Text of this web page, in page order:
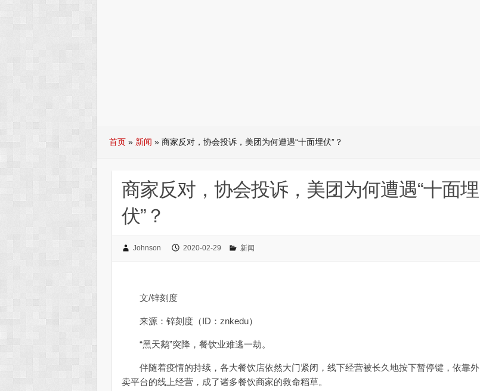
首页 » 新闻 » 商家反对，协会投诉，美团为何遭遇“十面埋伏”？
商家反对，协会投诉，美团为何遭遇“十面埋
伏”？
Johnson 2020-02-29 新闻
文/锌刻度
来源：锌刻度（ID：znkedu）
“黑天鹅”突降，餐饮业难逃一劫。
伴随着疫情的持续，各大餐饮店依然大门紧闭，线下经营被长久地按下暂停键，依靠外
卖平台的线上经营，成了诸多餐饮商家的救命稻草。